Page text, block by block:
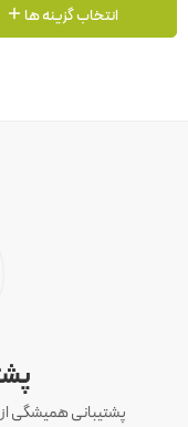
انتخاب گزینه ها
پشتیبانی همیشگی